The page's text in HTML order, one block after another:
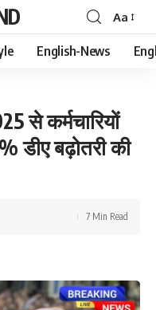
Font
Resizer
Aa
English-News
से कर्मचारियों
डीए बढ़ोतरी की
7 Min Read